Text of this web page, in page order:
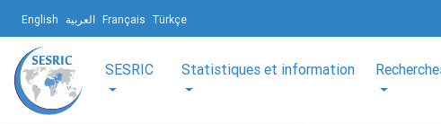
English العربية Français Türkçe
SESRIC Statistiques et information